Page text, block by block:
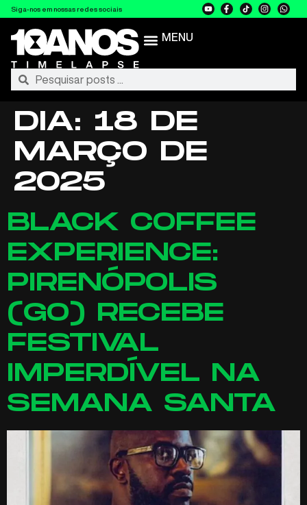
Siga-nos em nossas redes sociais
MENU
DIA: 18 DE
MARÇO DE
2025
BLACK COFFEE
EXPERIENCE:
PIRENÓPOLIS
(GO) RECEBE
FESTIVAL
IMPERDÍVEL NA
SEMANA SANTA